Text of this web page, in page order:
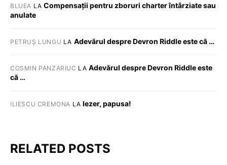
BLUEA LACompensații pentru zboruri charter întârziate sau
anulate
PETRUȘ LUNGU LA Adevărul despre Devron Riddle este că …
COSMIN PANZARIUC LA Adevărul despre Devron Riddle este
că …
ILIESCU CREMONA LAIezer, papusa!
RELATED POSTS